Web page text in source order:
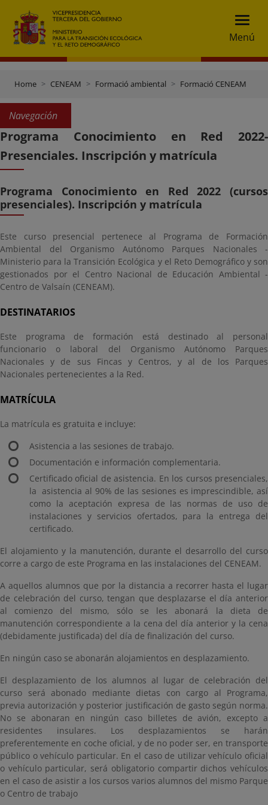
Menú
Home CENEAM Formació ambiental Formació CENEAM
Navegación
Programa Conocimiento en Red 2022-
Presenciales. Inscripción y matrícula
Programa Conocimiento en Red 2022 (cursos
presenciales). Inscripción y matrícula
Este curso presencial pertenece al Programa de Formación
Ambiental del Organismo Autónomo Parques Nacionales -
Ministerio para la Transición Ecológica y el Reto Demográfico y son
gestionados por el Centro Nacional de Educación Ambiental -
Centro de Valsaín (CENEAM).
DESTINATARIOS
Este programa de formación está destinado al personal
funcionario o laboral del Organismo Autónomo Parques
Nacionales y de sus Fincas y Centros, y al de los Parques
Nacionales pertenecientes a la Red.
MATRÍCULA
La matrícula es gratuita e incluye:
Asistencia a las sesiones de trabajo.
Documentación e información complementaria.
Certificado oficial de asistencia. En los cursos presenciales,
la asistencia al 90% de las sesiones es imprescindible, así
como la aceptación expresa de las normas de uso de
instalaciones y servicios ofertados, para la entrega del
certificado.
El alojamiento y la manutención, durante el desarrollo del curso
corre a cargo de este Programa en las instalaciones del CENEAM.
A aquellos alumnos que por la distancia a recorrer hasta el lugar
de celebración del curso, tengan que desplazarse el día anterior
al comienzo del mismo, sólo se les abonará la dieta de
manutención correspondiente a la cena del día anterior y la cena
(debidamente justificada) del día de finalización del curso.
En ningún caso se abonarán alojamientos en desplazamiento.
El desplazamiento de los alumnos al lugar de celebración del
curso será abonado mediante dietas con cargo al Programa,
previa autorización y posterior justificación de gasto según norma.
No se abonaran en ningún caso billetes de avión, excepto a
residentes insulares. Los desplazamientos se harán
preferentemente en coche oficial, y de no poder ser, en transporte
público o vehículo particular. En el caso de utilizar vehículo oficial
o vehículo particular, será obligatorio compartir dichos vehículos
en el caso de asistir a los cursos varios alumnos del mismo Parque
o Centro de trabajo